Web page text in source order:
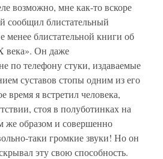
возможно, мне как-то вскоре
сообщил блистательный
блистательной книги об
Он даже
по телефону стуки, издаваемые
суставов стопы одним из его
время я встретил человека,
стоя в полуботинках на
же образом и совершенно
таки громкие звуки! Но он
эту свою способность.